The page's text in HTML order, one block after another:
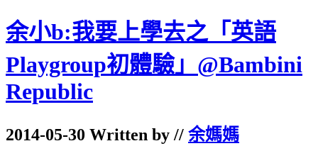
余小b:我要上學去之「英語
Playgroup初體驗」@Bambini
Republic
2014-05-30 Written by // 余媽媽